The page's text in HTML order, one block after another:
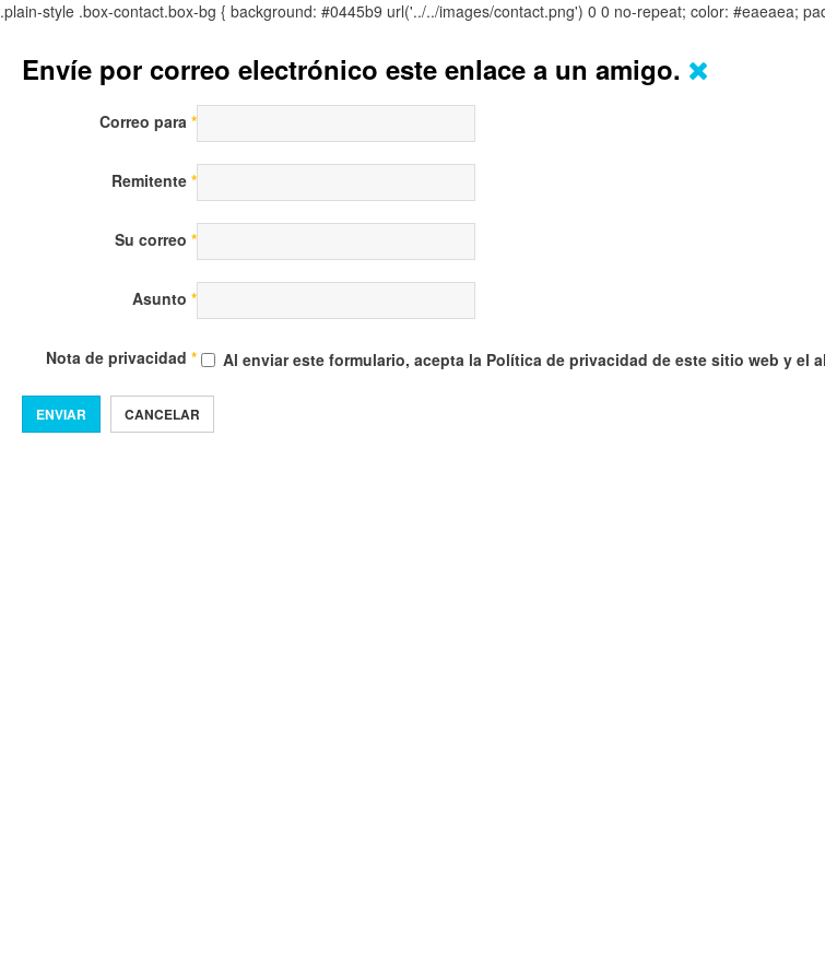
.plain-style .box-contact.box-bg { background: #0445b9 url('../../images/contact.png') 0 0 no-repeat; color: #eaeaea;
Envíe por correo electrónico este enlace a un amigo.
Correo para *
Remitente *
Su correo *
Asunto *
Nota de privacidad * Al enviar este formulario, acepta la Política de privacidad de este sitio web y el
ENVIAR CANCELAR